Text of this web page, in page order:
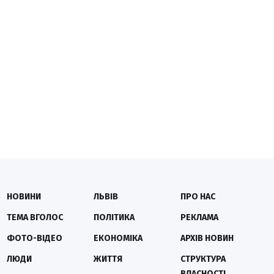
НОВИНИ
ТЕМА ВГОЛОС
ФОТО-ВІДЕО
ЛЮДИ
ЛЬВІВ
ПОЛІТИКА
ЕКОНОМІКА
ЖИТТЯ
ПРО НАС
РЕКЛАМА
АРХІВ НОВИН
СТРУКТУРА